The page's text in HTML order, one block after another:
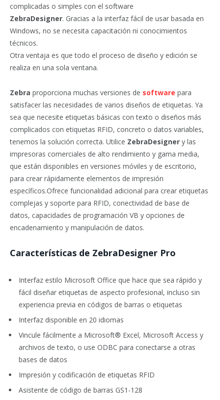
complicadas o simples con el software
ZebraDesigner. Gracias a la interfaz fácil de usar basada en
Windows, no se necesita capacitación ni conocimientos
técnicos.
Otra ventaja es que todo el proceso de diseño y edición se
realiza en una sola ventana.
Zebra proporciona muchas versiones de software para
satisfacer las necesidades de varios diseños de etiquetas. Ya
sea que necesite etiquetas básicas con texto o diseños más
complicados con etiquetas RFID, concreto o datos variables,
tenemos la solución correcta. Utilice ZebraDesigner y las
impresoras comerciales de alto rendimiento y gama media,
que están disponibles en versiones móviles y de escritorio,
para crear rápidamente elementos de impresión
específicos.Ofrece funcionalidad adicional para crear etiquetas
complejas y soporte para RFID, conectividad de base de
datos, capacidades de programación VB y opciones de
encadenamiento y manipulación de datos.
Características de ZebraDesigner Pro
Interfaz estilo Microsoft Office que hace que sea rápido y
fácil diseñar etiquetas de aspecto profesional, incluso sin
experiencia previa en códigos de barras o etiquetas
Interfaz disponible en 20 idiomas
Vincule fácilmente a Microsoft® Excel, Microsoft Access y
archivos de texto, o use ODBC para conectarse a otras
bases de datos
Impresión y codificación de etiquetas RFID
Asistente de código de barras GS1-128